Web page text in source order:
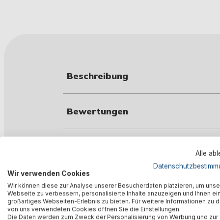
Beschreibung
Bewertungen
Herstellerinformation
Alle
Wir verwenden Cookies
Wir können diese zur Analyse unserer Besucherdaten platzieren, um
Webseite zu verbessern, personalisierte Inhalte anzuzeigen und Ihnen ein
großartiges Webseiten-Erlebnis zu bieten. Für weitere Informationen zu
von uns verwendeten Cookies öffnen Sie die Einstellungen.
Die Daten werden zum Zweck der Personalisierung von Werbung und zur